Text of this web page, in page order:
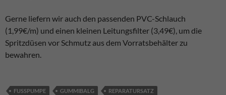
Gerne liefern wir auch den passenden PVC-Schlauch
(1,99€/m) und einen kleinen Leitungsfilter (3,49€), um die
Spritzdüsen vor Schmutz aus dem Vorratsbehälter zu
bewahren.
FUSSPUMPE GUMMIBALG
REPARATURSATZ